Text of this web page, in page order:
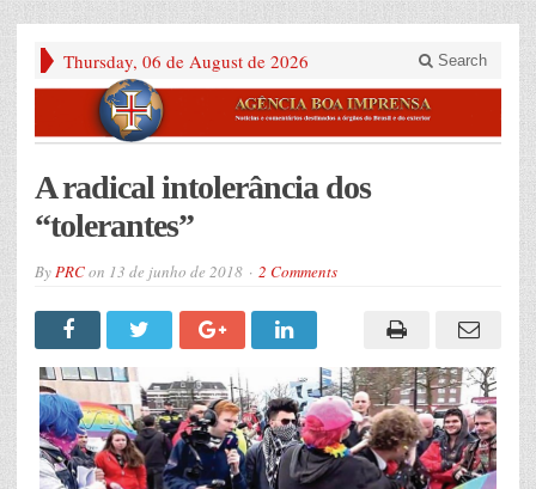
Thursday, 06 de August de 2026 Search
A radical intolerância dos
“tolerantes”
ByPRCon 13 de junho de 2018 2 Comments